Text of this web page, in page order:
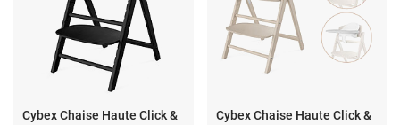
Cybex Chaise Haute Click &
Cybex Chaise Haute Click &